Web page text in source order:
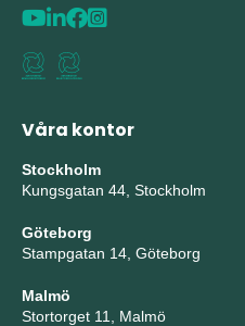
Våra kontor
Stockholm
Kungsgatan 44, Stockholm
Göteborg
Stampgatan 14, Göteborg
Malmö
Stortorget 11, Malmö